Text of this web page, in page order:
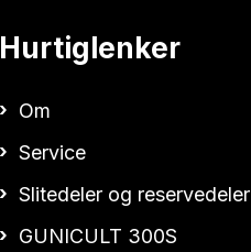
Hurtiglenker
Om
Service
Slitedeler og reservedeler
GUNICULT 300S